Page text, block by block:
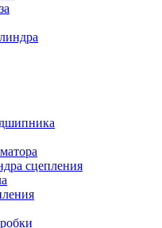
сцепления